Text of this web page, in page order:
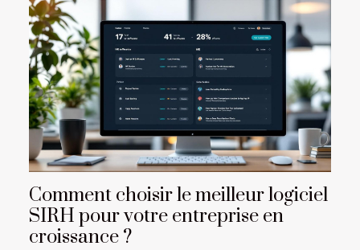
Comment choisir le meilleur logiciel
SIRH pour votre entreprise en
croissance ?